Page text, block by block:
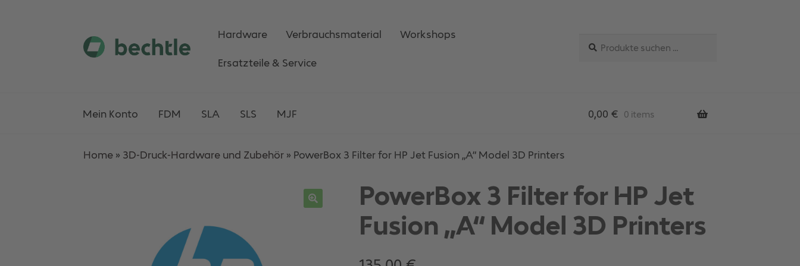
Skip
Skip
Hardware Verbrauchsmaterial Workshops
Ersatzteile & Service
nach:
Mein Konto FDM SLA SLS MJF 0,00 € 0 items
Home » 3D-Druck-Hardware und Zubehör » PowerBox 3 Filter for HP Jet Fusion „A“ Model 3D Printers
PowerBox 3 Filter for HP Jet
Fusion „A“ Model 3D Printers